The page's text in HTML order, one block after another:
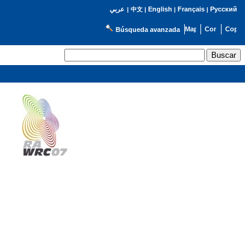
عربي | 中文| English | Français| Русский
Búsqueda avanzada